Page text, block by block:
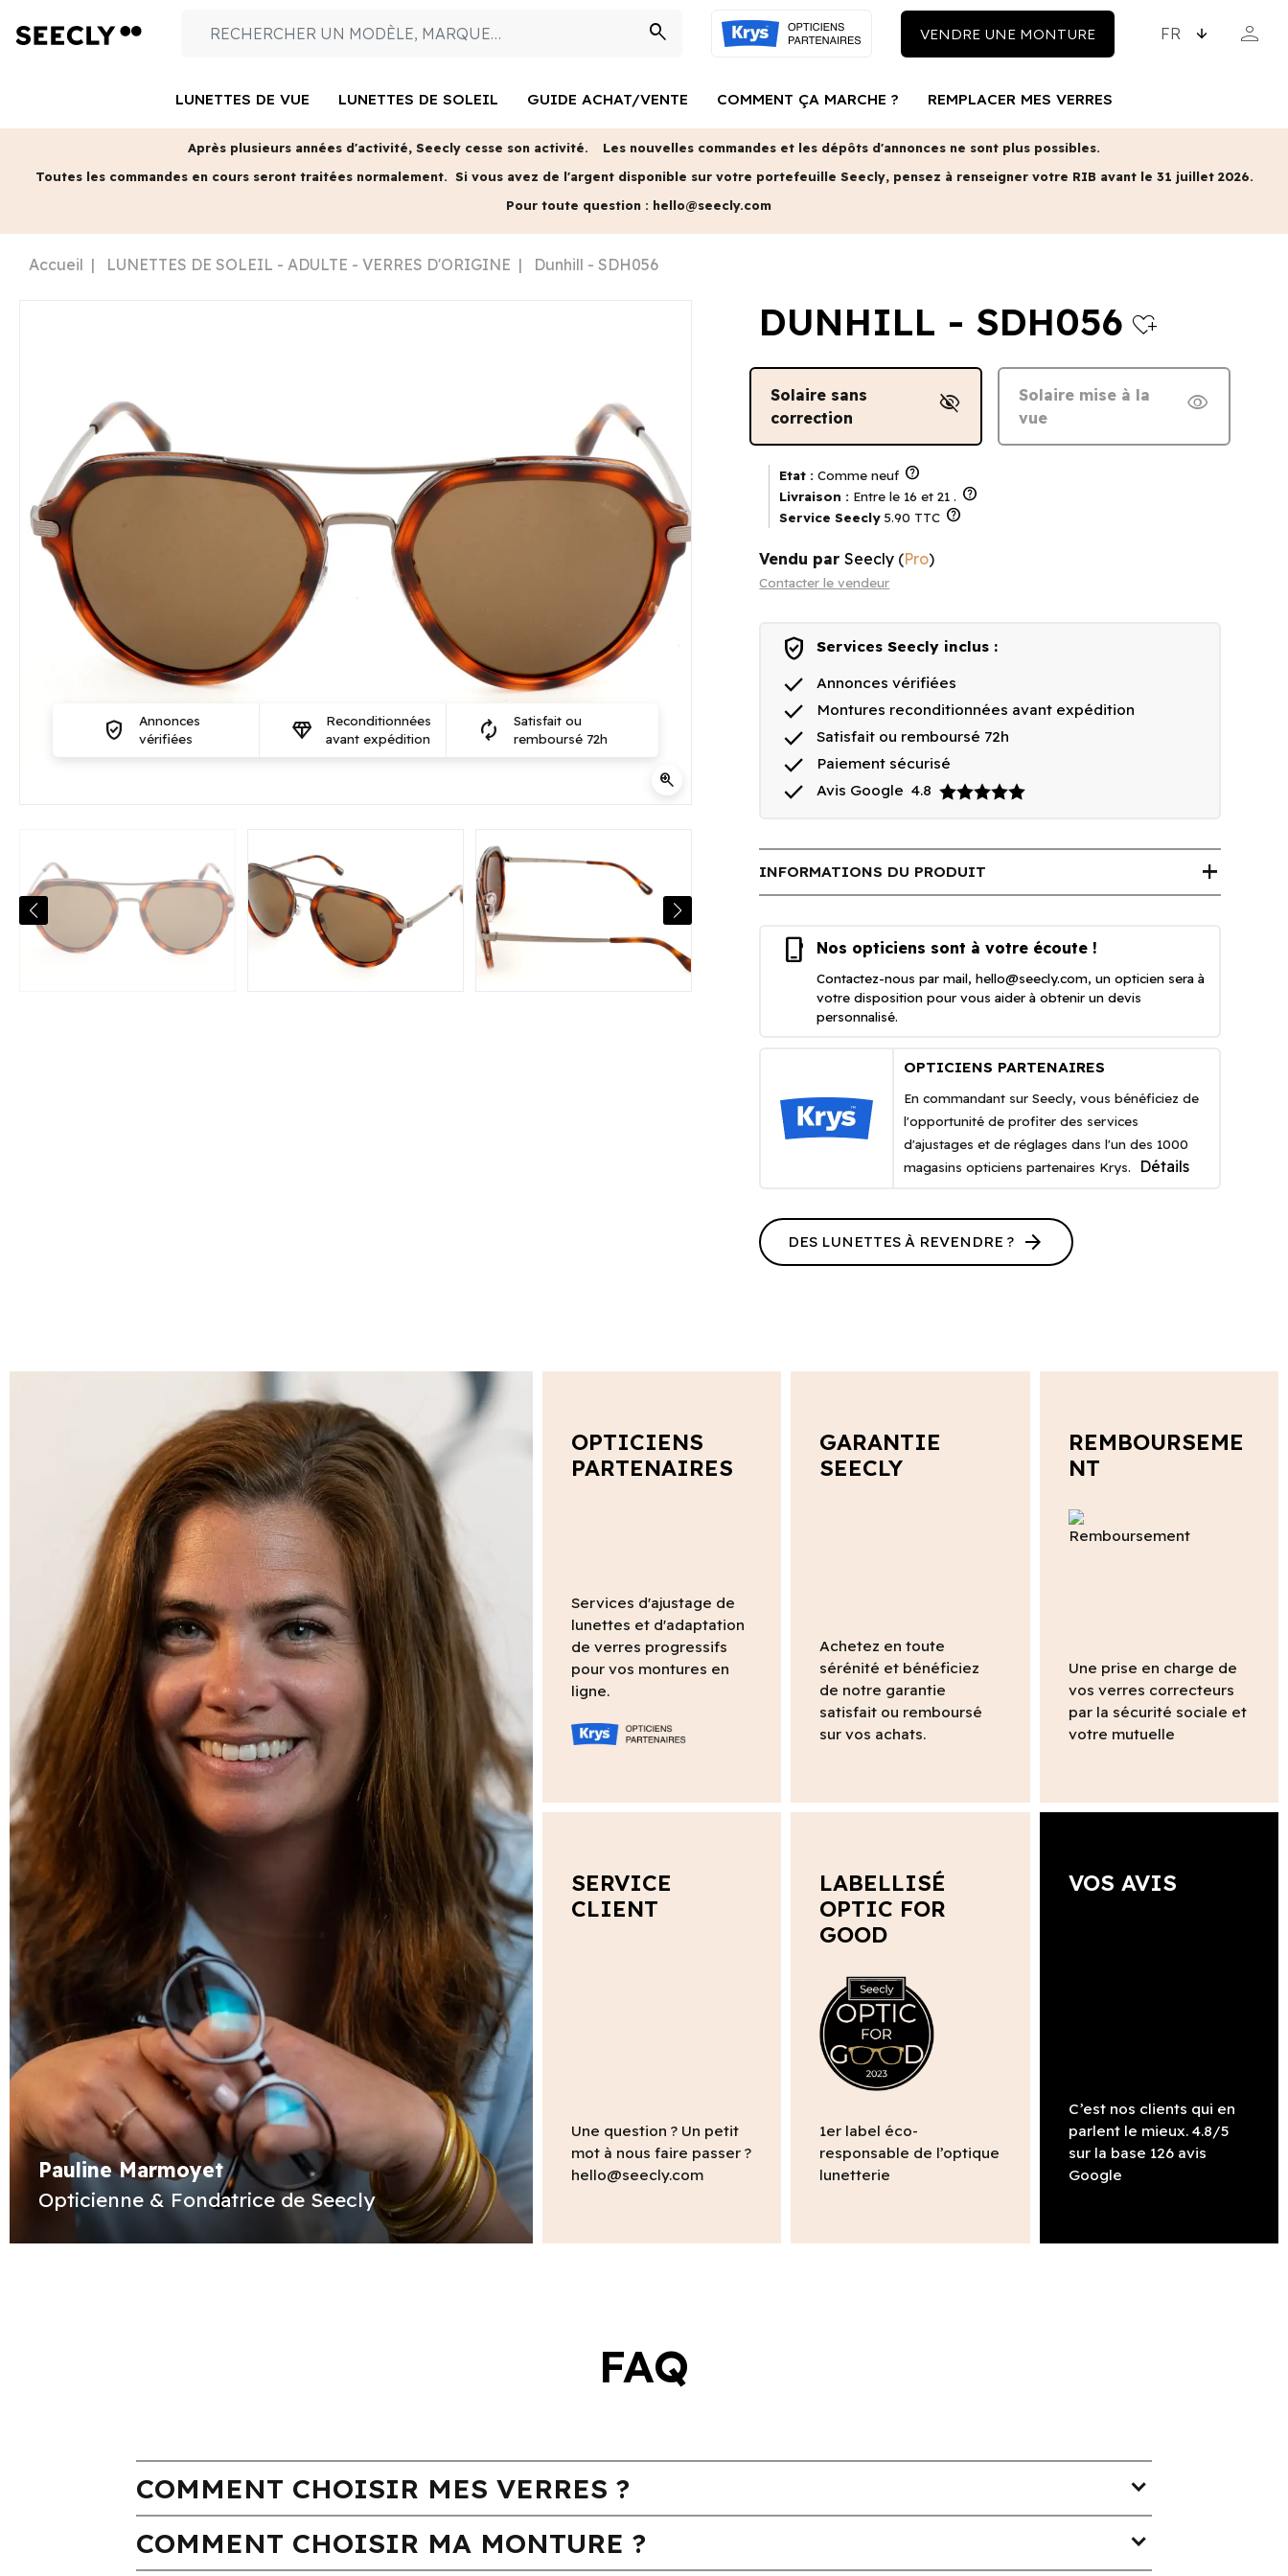
search VENDRE UNE MONTURE person
LUNETTES DE VUE LUNETTES DE SOLEIL GUIDE ACHAT/VENTE COMMENT ÇA MARCHE ? REMPLACER MES VERRES
Après plusieurs années d'activité, Seecly cesse son activité.
Les nouvelles commandes et les dépôts d'annonces ne sont plus possibles.
Toutes les commandes en cours seront traitées normalement. Si vous avez de l'argent disponible sur votre portefeuille Seecly, pensez à renseigner votre RIB avant le 31 juillet 2026.
Pour toute question : hello@seecly.com
Accueil LUNETTES DE SOLEIL - ADULTE - VERRES D'ORIGINE Dunhill - SDH056
zoom_in
verified_user
Annonces
vérifiées
diamond
Reconditionnées
avant expédition
autorenew
Satisfait ou
remboursé 72h
DUNHILL - SDH056 heart_plus
Solaire sans
correction
visibility_off
Solaire mise à la
vue
visibility
Etat : Comme neuf help
Livraison : Entre le 16 et 21 . help
Service Seecly 5.90 TTC help
Vendu parSeecly (Pro)
Contacter le vendeur
verified_user Services Seecly inclus :
done Annonces vérifiées
done Montures reconditionnées avant expédition
done Satisfait ou remboursé 72h
done Paiement sécurisé
done Avis Google4.8
INFORMATIONS DU PRODUIT add
phone_iphone Nos opticiens sont à votre écoute !
Contactez-nous par mail,hello@seecly.com, un opticien sera à
votre disposition pour vous aider à obtenir un devis
personnalisé.
OPTICIENS PARTENAIRES
En commandant sur Seecly, vous bénéficiez de
l'opportunité de profiter des services
d'ajustages et de réglages dans l'un des 1000
magasins opticiens partenaires Krys.
Détails
DES LUNETTES À REVENDRE ? arrow_forward
Pauline Marmoyet
Opticienne & Fondatrice de Seecly
OPTICIENS
PARTENAIRES
Services d'ajustage de
lunettes et d'adaptation
de verres progressifs
pour vos montures en
ligne.
GARANTIE
SEECLY
Achetez en toute
sérénité et bénéficiez
de notre garantie
satisfait ou remboursé
sur vos achats.
REMBOURSEME
NT
Une prise en charge de
vos verres correcteurs
par la sécurité sociale et
votre mutuelle
SERVICE
CLIENT
Une question ? Un petit
mot à nous faire passer ?
hello@seecly.com
LABELLISÉ
OPTIC FOR
GOOD
1er label éco-
responsable de l’optique
lunetterie
VOS AVIS
C’est nos clients qui en
parlent le mieux. 4.8/5
sur la base 126 avis
Google
FAQ
COMMENT CHOISIR MES VERRES ? expand_more
COMMENT CHOISIR MA MONTURE ? expand_more